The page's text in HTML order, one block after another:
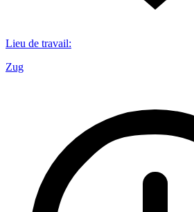
Lieu de travail:
Zug